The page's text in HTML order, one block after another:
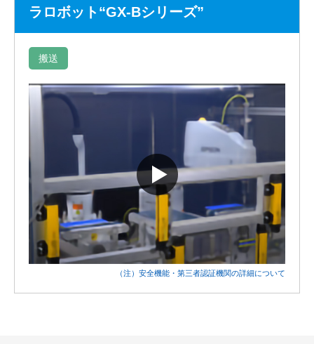
ラロボット“GX-Bシリーズ”
搬送
（注）安全機能・第三者認証機関の詳細について